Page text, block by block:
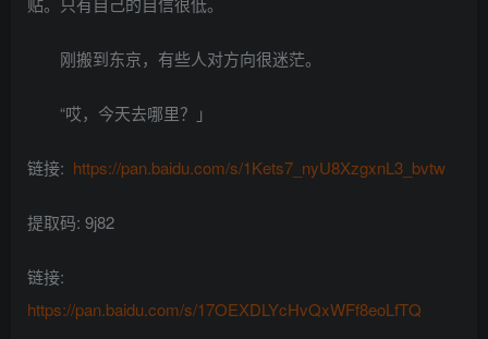
刚搬到东京，有些人对方向很迷茫。
“哎，今天去哪里？」
链接: https://pan.baidu.com/s/1Kets7_nyU8XzgxnL3_bvtw
提取码: 9j82
链接:
https://pan.baidu.com/s/17OEXDLYcHvQxWFf8eoLfTQ